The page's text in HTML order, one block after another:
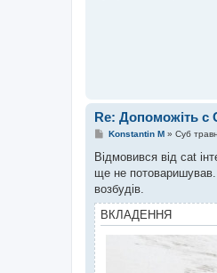
Re: Допоможіть с
П
в
і
д
о
е
н
Konstantin M» Суб
Відмовився від cat
ще не потоваришував.
возбудів.
ВКЛАДЕННЯ